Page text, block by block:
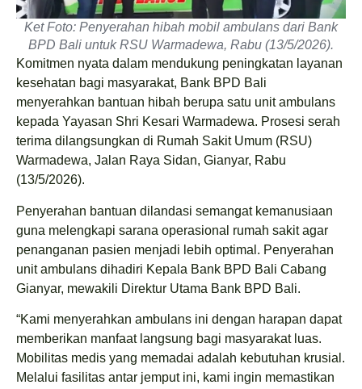
Ket Foto: Penyerahan hibah mobil ambulans dari Bank
BPD Bali untuk RSU Warmadewa, Rabu (13/5/2026).
Komitmen nyata dalam mendukung peningkatan layanan
kesehatan bagi masyarakat, Bank BPD Bali
menyerahkan bantuan hibah berupa satu unit ambulans
kepada Yayasan Shri Kesari Warmadewa. Prosesi serah
terima dilangsungkan di Rumah Sakit Umum (RSU)
Warmadewa, Jalan Raya Sidan, Gianyar, Rabu
(13/5/2026).
Penyerahan bantuan dilandasi semangat kemanusiaan
guna melengkapi sarana operasional rumah sakit agar
penanganan pasien menjadi lebih optimal. Penyerahan
unit ambulans dihadiri Kepala Bank BPD Bali Cabang
Gianyar, mewakili Direktur Utama Bank BPD Bali.
“Kami menyerahkan ambulans ini dengan harapan dapat
memberikan manfaat langsung bagi masyarakat luas.
Mobilitas medis yang memadai adalah kebutuhan krusial.
Melalui fasilitas antar jemput ini, kami ingin memastikan